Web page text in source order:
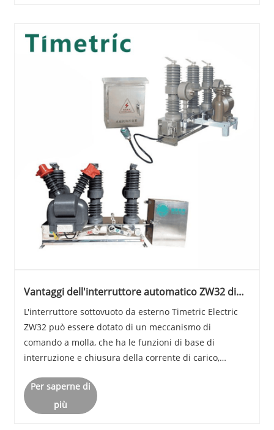
Vantaggi dell'interruttore automatico ZW32 di
L'interruttore sottovuoto da esterno Timetric Electric
ZW32 può essere dotato di un meccanismo di
comando a molla, che ha le funzioni di base di
interruzione e chiusura della corrente di carico,
Per saperne di
più